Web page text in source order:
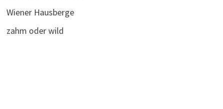
Wiener Hausberge
zahm oder wild